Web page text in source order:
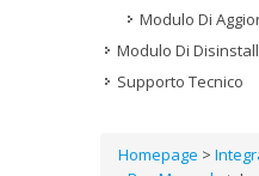
Modulo Di
Modulo Di
Supporto Tecnico
Homepage >